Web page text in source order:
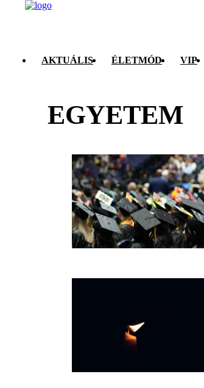
AKTUÁLIS ÉLETMÓD VIP
EGYETEM